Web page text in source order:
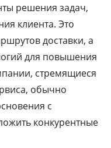
решения задач,
клиента. Это
доставки, а
для повышения
стремящиеся
обычно
с
конкурентные